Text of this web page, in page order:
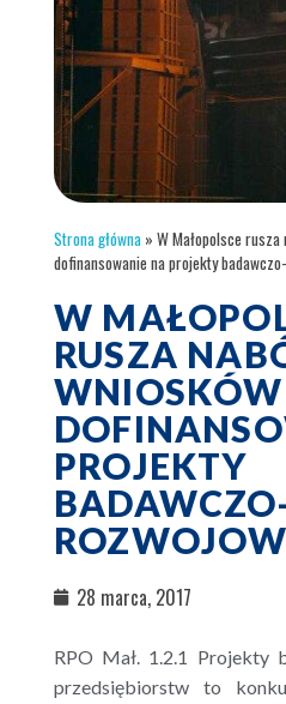
Strona główna » W Małopolsce
dofinansowanie na projekty
W
RUSZA
PROJEKTY
28 marca, 2017
RPO Mał. 1.2.1 Projekty
przedsiębiorstw to